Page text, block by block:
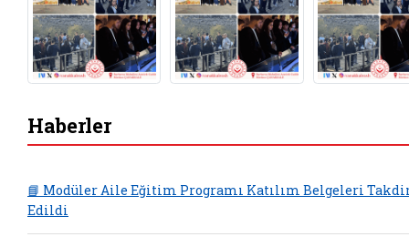
Haberler
📘 Modüler Aile Eğitim Programı Katılım Belgeleri
Edildi